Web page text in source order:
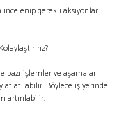
incelenip gerekli aksiyonlar
bazı işlemler ve aşamalar
Böylece iş yerinde
artırılabilir.